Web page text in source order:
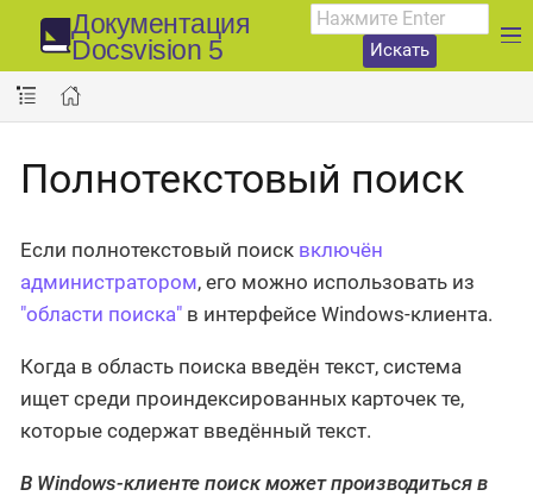
Документация
Docsvision 5
Искать
Полнотекстовый поиск
Если полнотекстовый поиск включён
администратором, его можно использовать из
"области поиска" в интерфейсе Windows-клиента.
Когда в область поиска введён текст, система
ищет среди проиндексированных карточек те,
которые содержат введённый текст.
В Windows-клиенте поиск может производиться в